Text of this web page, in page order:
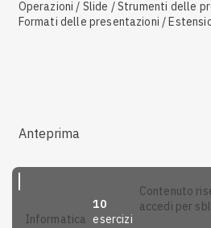
Operazioni / Slide / Strumenti delle
Formati delle presentazioni /
Anteprima
informatica
10
esercizi
contenuto riservato:
accedi per